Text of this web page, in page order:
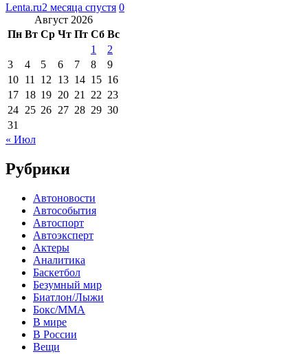
Lenta.ru2 месяца спустя 0
Август 2026
Пн Вт Ср Чт Пт Сб Вс
1
2
3
4 5 6 7 8
9
10 11 12 13 14 15 16
17 18 19 20 21 22 23
24 25 26 27 28 29 30
31
« Июл
Рубрики
Автоновости
Автособытия
Автоспорт
Автоэксперт
Актеры
Аналитика
Баскетбол
Безумный мир
Биатлон/Лыжи
Бокс/MMA
В мире
В России
Вещи